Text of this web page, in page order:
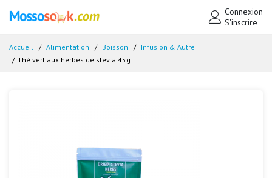
Connexion
S'inscrire
Accueil Alimentation Boisson
Infusion & Autre
Thé vert aux herbes de stevia 45g